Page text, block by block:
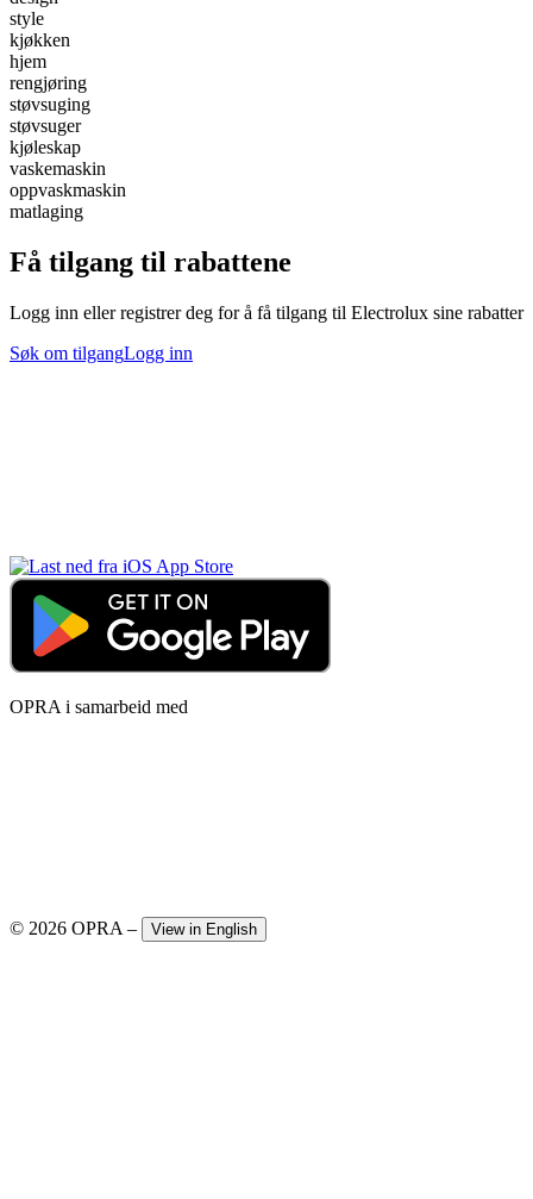
style
kjøkken
hjem
rengjøring
støvsuging
støvsuger
kjøleskap
vaskemaskin
oppvaskmaskin
matlaging
Få tilgang til rabattene
Logg inn eller registrer deg for å få tilgang til Electrolux sine rabatter
Søk om tilgangLogg inn
OPRA i samarbeid med
© 2026 OPRA – View in English